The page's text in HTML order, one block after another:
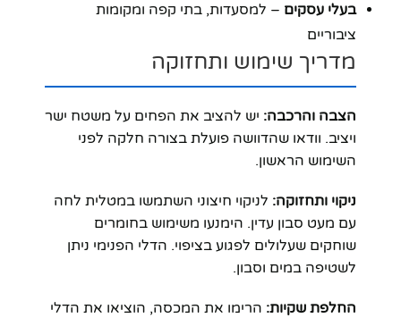
בעלי עסקים – למסעדות, בתי קפה ומקומות
ציבוריים
מדריך שימוש ותחזוקה
הצבה והרכבה: יש להציב את הפחים על משטח ישר
ויציב. וודאו שהדוושה פועלת בצורה חלקה לפני
השימוש הראשון.
ניקוי ותחזוקה: לניקוי חיצוני השתמשו במטלית לחה
עם מעט סבון עדין. הימנעו משימוש בחומרים
שוחקים שעלולים לפגוע בציפוי. הדלי הפנימי ניתן
לשטיפה במים וסבון.
החלפת שקיות: הרימו את המכסה, הוציאו את הדלי